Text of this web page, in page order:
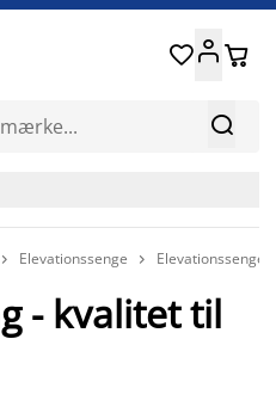

 
 Elevationssenge  Elevationssenge
- kvalitet til